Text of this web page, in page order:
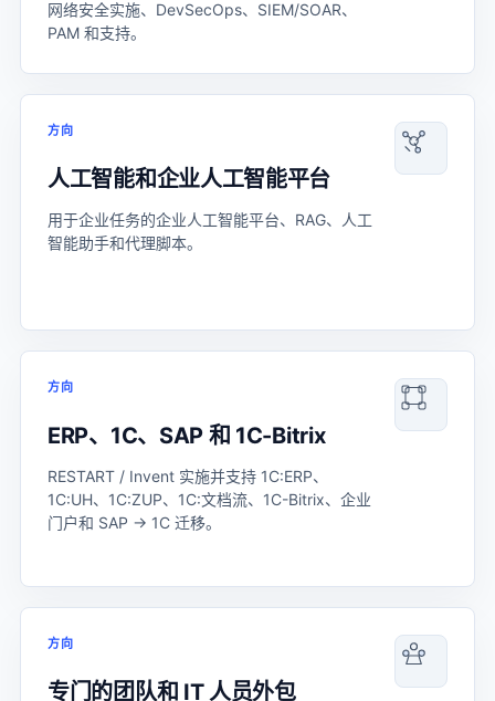
网络安全实施、DevSecOps、SIEM/SOAR、
PAM 和支持。
方向
人工智能和企业人工智能平台
用于企业任务的企业人工智能平台、RAG、人工
智能助手和代理脚本。
方向
ERP、1C、SAP 和 1C-Bitrix
RESTART / Invent 实施并支持 1C:ERP、
1C:UH、1C:ZUP、1C:文档流、1C-Bitrix、企业
门户和 SAP → 1C 迁移。
方向
专门的团队和 IT 人员外包